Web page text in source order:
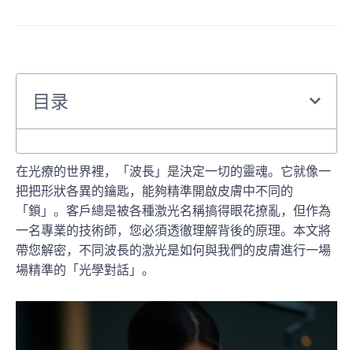
目录
在光療的世界裡，「波長」是決定一切的靈魂。它就像一
把把形狀各異的鑰匙，能夠精準開啟皮膚中不同的
「鎖」。客戶總是被各種激光名稱搞得眼花撩亂，但作為
一名專業的技術師，您必須透徹理解背後的原理。本文將
帶您解密，不同波長的激光是如何與我們的皮膚進行一場
場精準的「光學對話」。